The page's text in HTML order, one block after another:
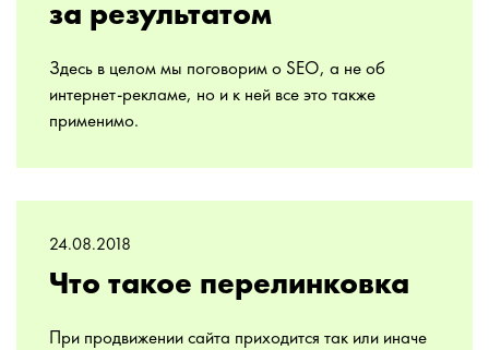
за результатом
Здесь в целом мы поговорим о SEO, а не об
интернет-рекламе, но и к ней все это также
применимо.
24.08.2018
Что такое перелинковка
При продвижении сайта приходится так или иначе